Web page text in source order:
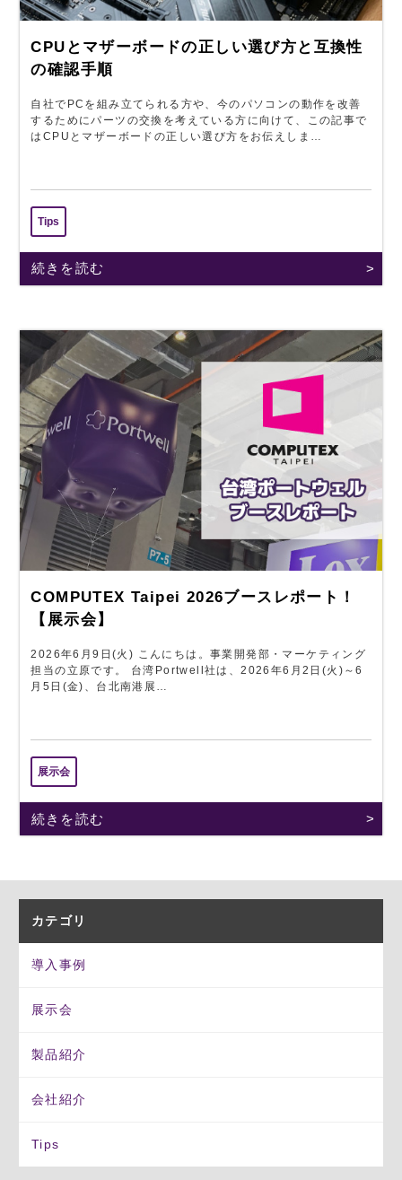
CPUとマザーボードの正しい選び方と互換性
の確認手順
自社でPCを組み立てられる方や、今のパソコンの動作を改善
するためにパーツの交換を考えている方に向けて、この記事で
はCPUとマザーボードの正しい選び方をお伝えしま…
Tips
続きを読む
COMPUTEX Taipei 2026ブースレポート！
【展示会】
2026年6月9日(火) こんにちは。事業開発部・マーケティング
担当の立原です。 台湾Portwell社は、2026年6月2日(火)～6
月5日(金)、台北南港展…
展示会
続きを読む
カテゴリ
導入事例
展示会
製品紹介
会社紹介
Tips